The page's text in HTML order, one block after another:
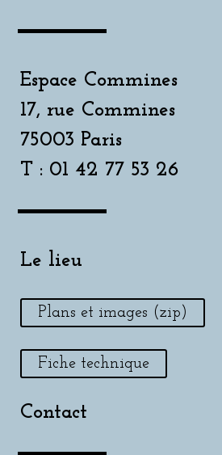
Espace Commines
17, rue Commines
75003 Paris
T : 01 42 77 53 26
Le lieu
Plans et images (zip)
Fiche technique
Contact